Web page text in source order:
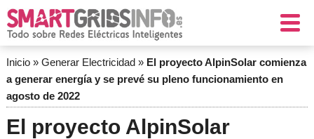
Inicio» Generar Electricidad» El proyecto AlpinSolar comienza
a generar energía y se prevé su pleno funcionamiento en
agosto de 2022
El proyecto AlpinSolar